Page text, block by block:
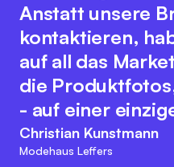
Abläufe deutlich
haben nun
Artikeln im
Reporting, unser
Nachorder
Marc Ramelow
Anstatt unsere
kontaktieren,
auf all das
die
- auf einer
Christian Kunstmann
Modehaus Leffers
digitaler
sich das Team
ihren
agilen